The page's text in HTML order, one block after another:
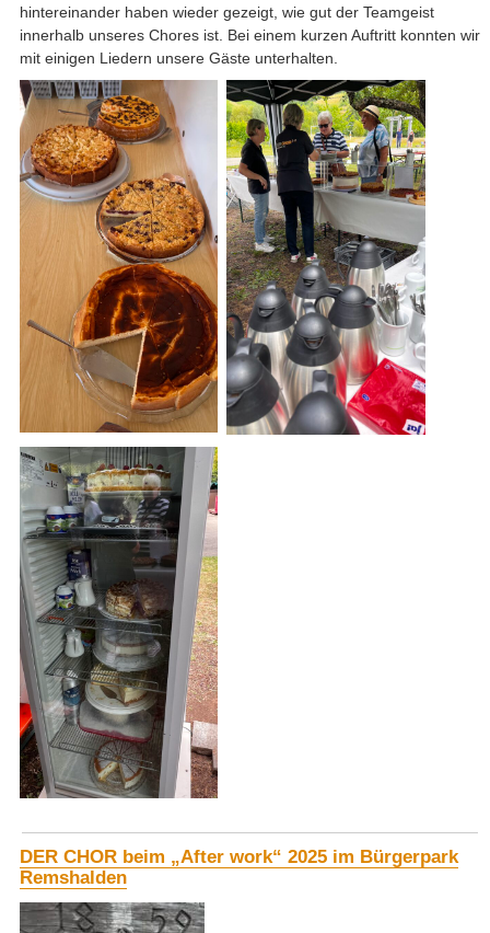
hintereinander haben wieder gezeigt, wie gut der Teamgeist
innerhalb unseres Chores ist. Bei einem kurzen Auftritt konnten wir
mit einigen Liedern unsere Gäste unterhalten.
DER CHOR beim „After work“ 2025 im Bürgerpark
Remshalden